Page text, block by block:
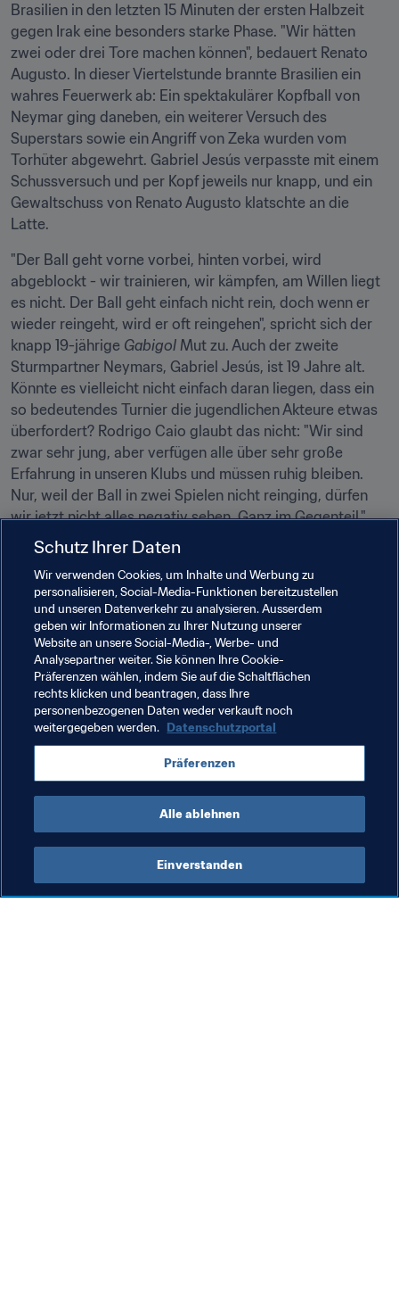
Brasilien in den letzten 15 Minuten der ersten Halbzeit
gegen Irak eine besonders starke Phase. "Wir hätten
zwei oder drei Tore machen können", bedauert Renato
Augusto. In dieser Viertelstunde brannte Brasilien ein
wahres Feuerwerk ab: Ein spektakulärer Kopfball von
Neymar ging daneben, ein weiterer Versuch des
Superstars sowie ein Angriff von Zeka wurden vom
Torhüter abgewehrt. Gabriel Jesús verpasste mit einem
Schussversuch und per Kopf jeweils nur knapp, und ein
Gewaltschuss von Renato Augusto klatschte an die
Latte.
"Der Ball geht vorne vorbei, hinten vorbei, wird
abgeblockt - wir trainieren, wir kämpfen, am Willen liegt
es nicht. Der Ball geht einfach nicht rein, doch wenn er
wieder reingeht, wird er oft reingehen", spricht sich der
knapp 19-jährige Gabigol Mut zu. Auch der zweite
Sturmpartner Neymars, Gabriel Jesús, ist 19 Jahre alt.
Könnte es vielleicht nicht einfach daran liegen, dass ein
so bedeutendes Turnier die jugendlichen Akteure etwas
überfordert? Rodrigo Caio glaubt das nicht: "Wir sind
zwar sehr jung, aber verfügen alle über sehr große
Erfahrung in unseren Klubs und müssen ruhig bleiben.
Nur, weil der Ball in zwei Spielen nicht reinging, dürfen
wir jetzt nicht alles negativ sehen. Ganz im Gegenteil."
Gabriel Jesús, der gegen Südafrika den Torwart schon
geschlagen hatte, aber am Pfosten scheiterte, hört auf
seinen Teamkameraden. "Ich weiß nicht genau, warum
wir nicht gewinnen, aber Portugal hat die EURO
gewonnen, obwohl sie die ersten beiden Partien
unentschieden gespielt haben. Es ist noch nichts
verloren."
Verwandte Themen
Brazil Iraq AFC CONMEBOL
Schutz Ihrer Daten
Wir verwenden Cookies, um Inhalte und Werbung zu
personalisieren, Social-Media-Funktionen bereitzustellen
und unseren Datenverkehr zu analysieren. Ausserdem
geben wir Informationen zu Ihrer Nutzung unserer
Website an unsere Social-Media-, Werbe- und
Analysepartner weiter. Sie können Ihre Cookie-
Präferenzen wählen, indem Sie auf die Schaltflächen
rechts klicken und beantragen, dass Ihre
personenbezogenen Daten weder verkauft noch
weitergegeben werden. Datenschutzportal
Präferenzen
Alle ablehnen
Einverstanden